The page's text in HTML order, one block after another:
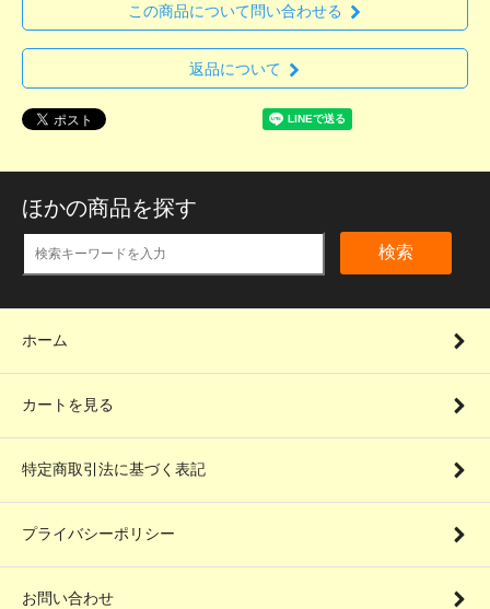
この商品について問い合わせる
返品について
ほかの商品を探す
検索
ホーム
カートを見る
特定商取引法に基づく表記
プライバシーポリシー
お問い合わせ